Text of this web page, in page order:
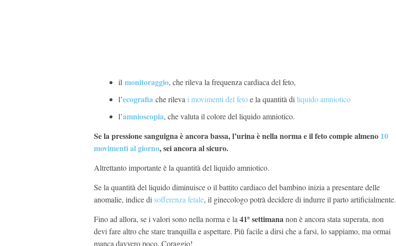
il monitoraggio, che rileva la frequenza cardiaca del feto,
l’ecografia che rileva i movimenti del fetoe la quantità di liquido amniotico
l’amnioscopia, che valuta il colore del liquido amniotico.
Se la pressione sanguigna è ancora bassa, l’urina è nella norma e il feto compie almeno 10
movimenti al giorno, sei ancora al sicuro.
Altrettanto importante è la quantità del liquido amniotico.
Se la quantità del liquido diminuisce o il battito cardiaco del bambino inizia a presentare delle
anomalie, indice di sofferenza fetale, il ginecologo potrà decidere di indurre il parto artificialmente.
Fino ad allora, se i valori sono nella norma e la 41ª settimananon è ancora stata superata, non
devi fare altro che stare tranquilla e aspettare. Più facile a dirsi che a farsi, lo sappiamo, ma ormai
manca davvero poco. Coraggio!